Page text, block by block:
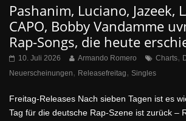
Pashanim, Luciano, Jazeek,
CAPO, Bobby Vandamme
Rap-Songs, die heute
10. Juli 2026 Armando Romero Charts,
Neuerscheinungen, Releasefreitag, Singles
Freitag-Releases Nach sieben Tagen ist es
Tag für die deutsche Rap-Szene ist zurück –